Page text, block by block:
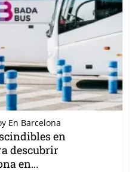
En Barcelona
en
descubrir
en...